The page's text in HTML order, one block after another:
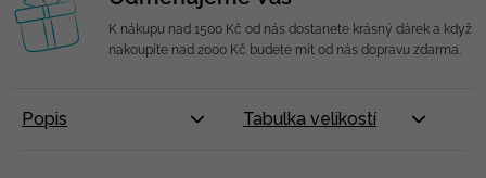
K nákupu nad 1500 Kč od nás dostanete krásný dárek a když
nakoupíte nad 2000 Kč budete mít od nás dopravu zdarma.
Popis Tabulka velikostí